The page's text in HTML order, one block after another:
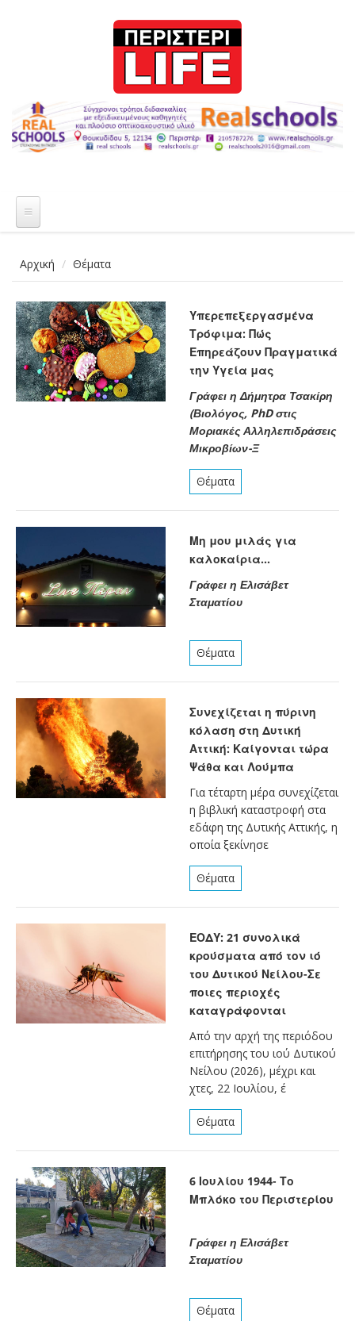
Αρχική Θέματα
Υπερεπεξεργασμένα
Τρόφιμα: Πώς
Επηρεάζουν Πραγματικά
την Υγεία μας
Γράφει η Δήμητρα Τσακίρη
(Βιολόγος, PhD στις
Μοριακές Αλληλεπιδράσεις
Μικροβίων-Ξ
Θέματα
Μη μου μιλάς για
καλοκαίρια…
Γράφει η Ελισάβετ
Σταματίου
Θέματα
Συνεχίζεται η πύρινη
κόλαση στη Δυτική
Αττική: Καίγονται τώρα
Ψάθα και Λούμπα
Για τέταρτη μέρα συνεχίζεται
η βιβλική καταστροφή στα
εδάφη της Δυτικής Αττικής, η
οποία ξεκίνησε
Θέματα
ΕΟΔΥ: 21 συνολικά
κρούσματα από τον ιό
του Δυτικού Νείλου-Σε
ποιες περιοχές
καταγράφονται
Από την αρχή της περιόδου
επιτήρησης του ιού Δυτικού
Νείλου (2026), μέχρι και
χτες, 22 Ιουλίου, έ
Θέματα
6 Ιουλίου 1944- Το
Μπλόκο του Περιστερίου
Γράφει η Ελισάβετ
Σταματίου
Θέματα